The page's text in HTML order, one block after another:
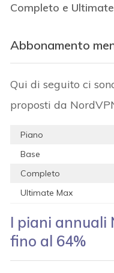
Completo e
Abbonamento
Qui di seguito ci
proposti da
Piano
Base
Completo
Ultimate Max
I piani annuali
fino al 64%